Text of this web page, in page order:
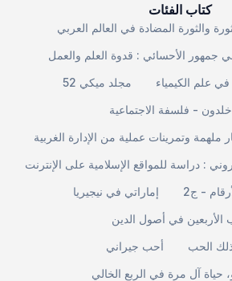
كتاب الفئات
والثورة المضادة في العالم العربي
جمهور الأحسائي : قدوة العلم والعمل
مجلد ميكي 52
علم الكيمياء
- فلسفة الاجتماعية
ملهمة وتمرينات عملية من الإدارة الغربية
: دراسة للمواقع الإسلامية على الإنترنت
إماراتي في نيجيريا
- ج2
الأربعين في أصول الدين
أحب جيراني
ذلك الحب
حياة آل مرة في الربع الخالي